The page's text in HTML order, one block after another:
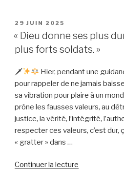
PUBLIÉ
LE
29 JUIN 2025
« Dieu donne ses plus
plus forts soldats. »
🗡
Hier, pendant une
pour rappeler de ne jamais
sa vibration pour plaire à un
prône les fausses valeurs, au
justice, la vérité, l’intégrité,
respecter ces valeurs, c’est dur,
« gratter » dans …
Continuer la lecture